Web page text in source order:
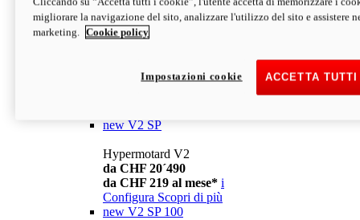
da CHF 13´990
Configura Scopri di più
newV2
da CHF 15´990
new V2 SP
Hypermotard V2
da CHF 20´490
da CHF 219 al mese* i
Configura Scopri di più
new V2 SP 100
migliorare la navigazione del sito, analizzare l'utilizzo del sito e assistere
marketing.
Cookie policy
ACCETTA
Impostazioni cookie